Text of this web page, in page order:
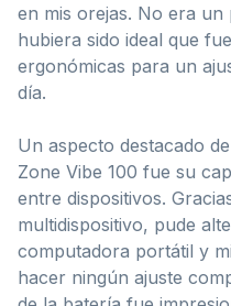
en mis orejas. No era
hubiera sido ideal que
ergonómicas para un
día.
Un aspecto destacado
Zone Vibe 100 fue su
entre dispositivos.
multidispositivo, pude
computadora portátil y
hacer ningún ajuste